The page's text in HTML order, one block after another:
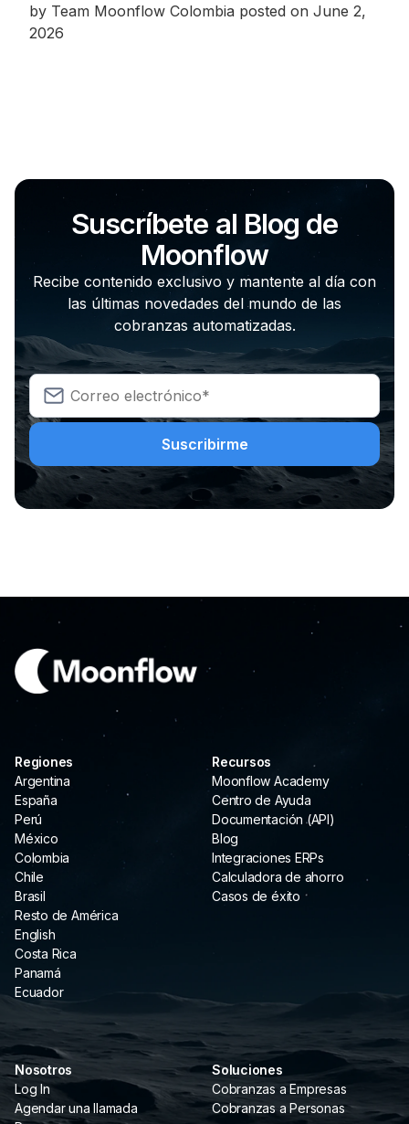
by Team Moonflow Colombia posted on June 2,
2026
Suscríbete al Blog de
Moonflow
Recibe contenido exclusivo y mantente al día con
las últimas novedades del mundo de las
cobranzas automatizadas.
Soluciones
Cobranzas a Empresas
Cobranzas a Personas
Regiones
Argentina
España
Perú
México
Colombia
Chile
Brasil
Resto de América
English
Costa Rica
Panamá
Ecuador
Recursos
Moonflow Academy
Centro de Ayuda
Documentación (API)
Blog
Integraciones ERPs
Calculadora de ahorro
Casos de éxito
Nosotros
Log In
Agendar una llamada